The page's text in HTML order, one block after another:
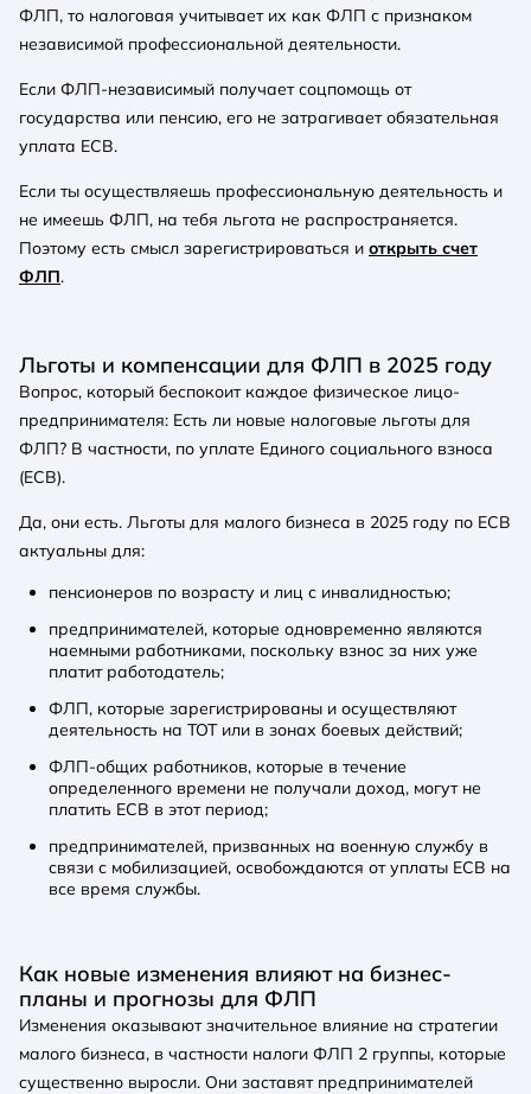
ФЛП, то налоговая учитывает их как ФЛП с признаком
независимой профессиональной деятельности.
Если ФЛП-независимый получает соцпомощь от
государства или пенсию, его не затрагивает обязательная
уплата ЕСВ.
Если ты осуществляешь профессиональную деятельность и
не имеешь ФЛП, на тебя льгота не распространяется.
Поэтому есть смысл зарегистрироваться и открыть счет
ФЛП.
Льготы и компенсации для ФЛП в 2025 году
Вопрос, который беспокоит каждое физическое лицо-
предпринимателя: Есть ли новые налоговые льготы для
ФЛП? В частности, по уплате Единого социального взноса
(ЕСВ).
Да, они есть. Льготы для малого бизнеса в 2025 году по ЕСВ
актуальны для:
пенсионеров по возрасту и лиц с инвалидностью;
предпринимателей, которые одновременно являются
наемными работниками, поскольку взнос за них уже
платит работодатель;
ФЛП, которые зарегистрированы и осуществляют
деятельность на ТОТ или в зонах боевых действий;
ФЛП-общих работников, которые в течение
определенного времени не получали доход, могут не
платить ЕСВ в этот период;
предпринимателей, призванных на военную службу в
связи с мобилизацией, освобождаются от уплаты ЕСВ на
все время службы.
Как новые изменения влияют на бизнес-
планы и прогнозы для ФЛП
Изменения оказывают значительное влияние на стратегии
малого бизнеса, в частности налоги ФЛП 2 группы, которые
существенно выросли. Они заставят предпринимателей